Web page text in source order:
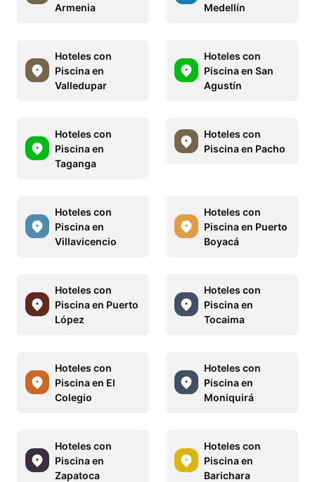
Armenia
Medellín
Hoteles con
Piscina en
Valledupar
Hoteles con
Piscina en San
Agustín
Hoteles con
Piscina en
Taganga
Hoteles con
Piscina en Pacho
Hoteles con
Piscina en
Villavicencio
Hoteles con
Piscina en Puerto
Boyacá
Hoteles con
Piscina en Puerto
López
Hoteles con
Piscina en
Tocaima
Hoteles con
Piscina en El
Colegio
Hoteles con
Piscina en
Moniquirá
Hoteles con
Piscina en
Zapatoca
Hoteles con
Piscina en
Barichara